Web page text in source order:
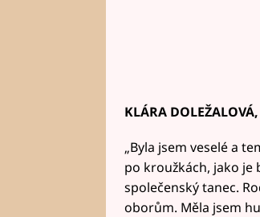
KLÁRA
„Byla jsem veselé a
po kroužkách, jako je
společenský tanec.
oborům. Měla jsem